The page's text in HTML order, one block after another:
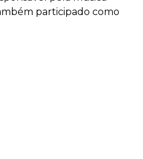
participado como